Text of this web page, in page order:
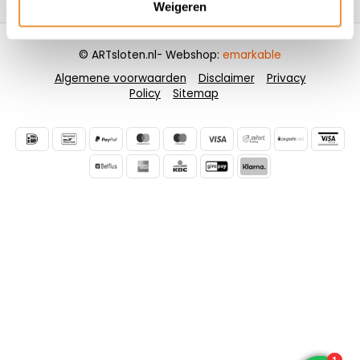
Weigeren
Algemene voorwaarden Disclaimer
Privacy
Policy
Sitemap
© ARTsloten.nl- Webshop: emarkable